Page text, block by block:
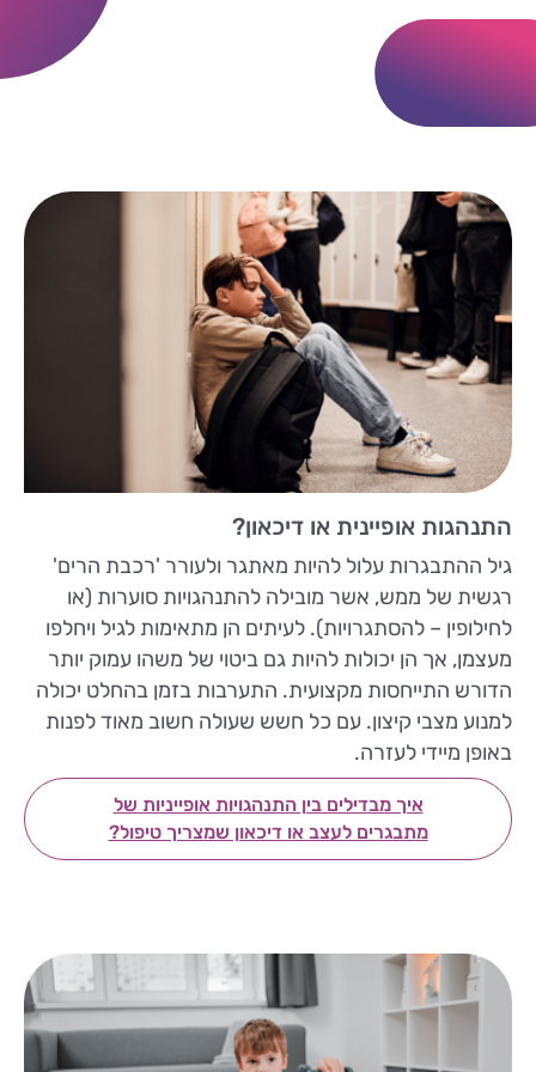
התנהגות אופיינית או דיכאון?
גיל ההתבגרות עלול להיות מאתגר ולעורר 'רכבת הרים'
רגשית של ממש, אשר מובילה להתנהגויות סוערות (או
לחילופין – להסתגרויות). לעיתים הן מתאימות לגיל ויחלפו
מעצמן, אך הן יכולות להיות גם ביטוי של משהו עמוק יותר
הדורש התייחסות מקצועית. התערבות בזמן בהחלט יכולה
למנוע מצבי קיצון. עם כל חשש שעולה חשוב מאוד לפנות
באופן מיידי לעזרה.
איך מבדילים בין התנהגויות אופייניות של
מתבגרים לעצב או דיכאון שמצריך טיפול?